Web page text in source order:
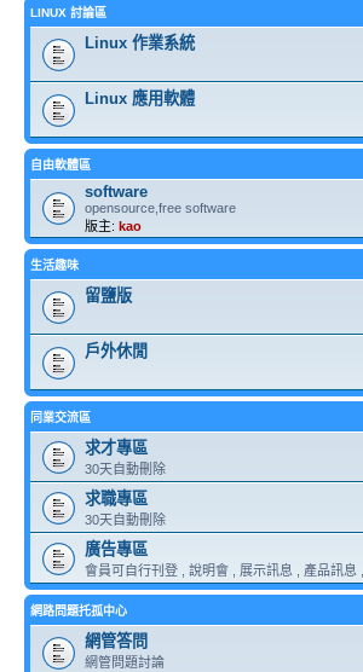
LINUX 討論區
Linux 作業系統
Linux 應用軟體
自由軟體區
software
opensource,free software
版主: kao
生活趣味
留鹽版
戶外休閒
同業交流區
求才專區
30天自動刪除
求職專區
30天自動刪除
廣告專區
會員可自行刊登 , 說明會 , 展示訊息 , 產品訊息
網路問題托孤中心
網管答問
網管問題討論